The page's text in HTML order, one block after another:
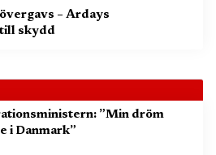
– Ardays
skydd
”Min dröm
i Danmark”